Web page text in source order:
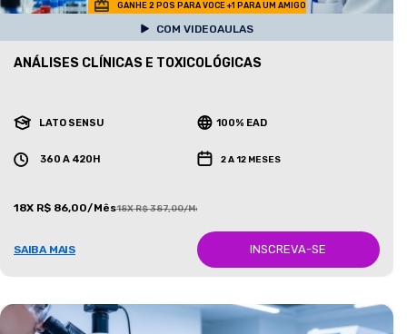
GANHE 2 POS PARA VOCE +1 PARA UM AMIGO
COM VIDEOAULAS
ANÁLISES CLÍNICAS E TOXICOLÓGICAS
LATO SENSU 100% EAD
360 A 420H 2 A 12 MESES
18X R$ 86,00/Mês18X R$ 387,00/Mês
SAIBA MAIS INSCREVA-SE